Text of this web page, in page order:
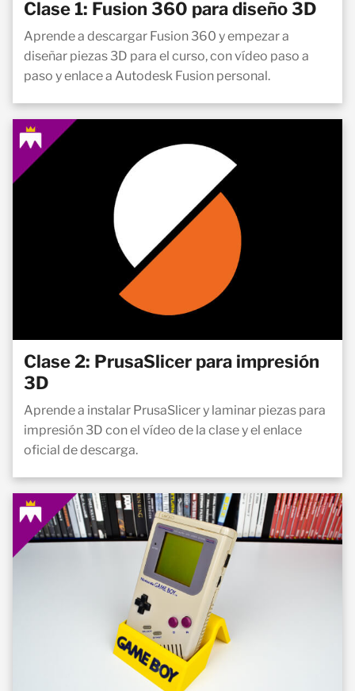
Clase 1: Fusion 360 para diseño 3D
Aprende a descargar Fusion 360 y empezar a
diseñar piezas 3D para el curso, con vídeo paso a
paso y enlace a Autodesk Fusion personal.
Clase 2: PrusaSlicer para impresión
3D
Aprende a instalar PrusaSlicer y laminar piezas para
impresión 3D con el vídeo de la clase y el enlace
oficial de descarga.